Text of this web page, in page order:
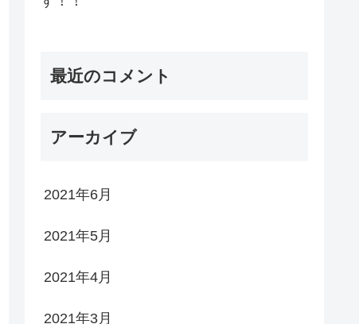
最近のコメント
アーカイブ
2021年6月
2021年5月
2021年4月
2021年3月